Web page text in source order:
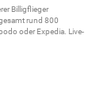
Billigflieger
rund 800
oder Expedia. Live-